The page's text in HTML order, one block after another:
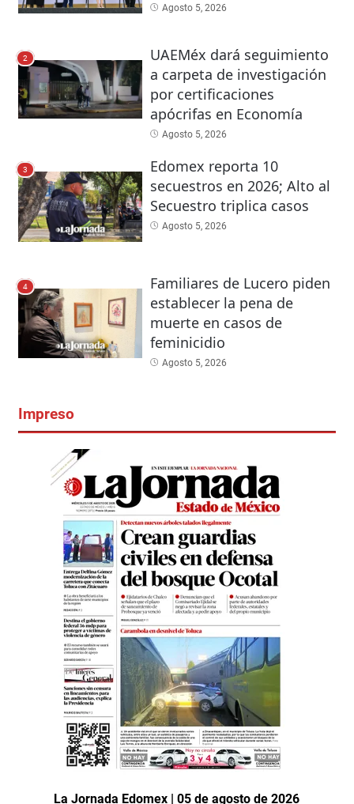
Agosto 5, 2026
2
UAEMéx dará seguimiento
a carpeta de investigación
por certificaciones
apócrifas en Economía
Agosto 5, 2026
3
Edomex reporta 10
secuestros en 2026; Alto al
Secuestro triplica casos
Agosto 5, 2026
4
Familiares de Lucero piden
establecer la pena de
muerte en casos de
feminicidio
Agosto 5, 2026
Impreso
La Jornada Edomex | 05 de agosto de 2026